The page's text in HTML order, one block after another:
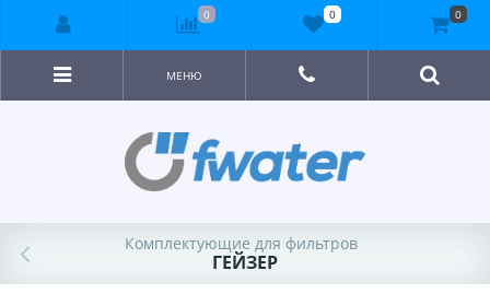
МЕНЮ
Комплектующие для фильтров
ГЕЙЗЕР
0 0 0